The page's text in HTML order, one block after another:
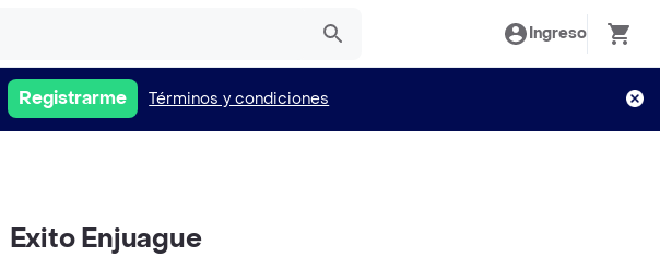
Ingreso
Registrarme Términos y condiciones
Exito Enjuague